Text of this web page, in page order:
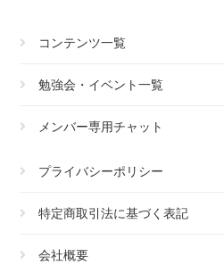
コンテンツ一覧
勉強会・イベント一覧
メンバー専用チャット
プライバシーポリシー
特定商取引法に基づく表記
会社概要